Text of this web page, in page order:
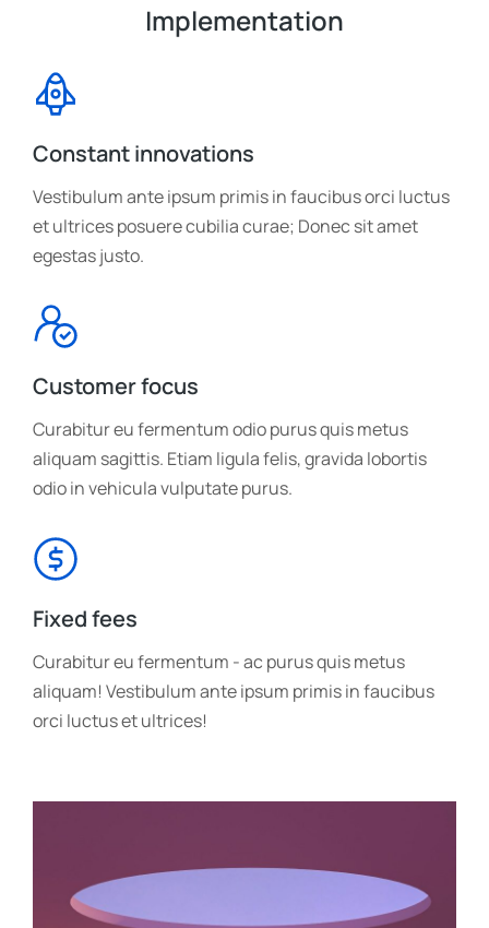
Implementation
Constant innovations
Vestibulum ante ipsum primis in faucibus orci luctus
et ultrices posuere cubilia curae; Donec sit amet
egestas justo.
Customer focus
Curabitur eu fermentum odio purus quis metus
aliquam sagittis. Etiam ligula felis, gravida lobortis
odio in vehicula vulputate purus.
Fixed fees
Curabitur eu fermentum - ac purus quis metus
aliquam! Vestibulum ante ipsum primis in faucibus
orci luctus et ultrices!